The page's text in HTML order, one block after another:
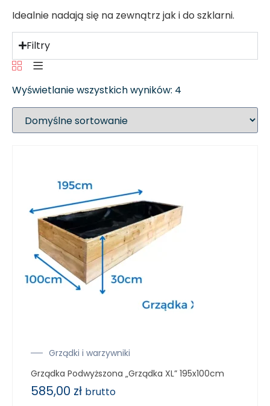
Idealnie nadają się na zewnątrz jak i do szklarni.
Filtry
Wyświetlanie wszystkich wyników: 4
Grządki i warzywniki
Grządka Podwyższona „Grządka XL” 195x100cm
585,00 zł brutto